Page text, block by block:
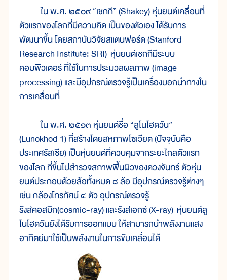
ใน พ.ศ. ๒๕๐๙ “เชกกี” (Shakey) หุ่นยนต์เคลื่อนที่
ตัวแรกของโลกที่มีความคิด เป็นของตัวเอง ได้รับการ
พัฒนาขึ้น โดยสถาบันวิจัยสแตนฟอร์ด (Stanford
Research Institute: SRI) หุ่นยนต์เชกกีมีระบบ
คอมพิวเตอร์ ที่ใช้ในการประมวลผลภาพ (image
processing) และมีอุปกรณ์ตรวจรู้เป็นเครื่องบอกนำทางใน
การเคลื่อนที่
ใน พ.ศ. ๒๕๑๓ หุ่นยนต์ชื่อ “ลูโนโฮดวัน”
(Lunokhod 1) ที่สร้างโดยสหภาพโซเวียต (ปัจจุบันคือ
ประเทศรัสเซีย) เป็นหุ่นยนต์ที่ควบคุมจากระยะไกลตัวแรก
ของโลก ที่ขึ้นไปสำรวจสภาพพื้นผิวของดวงจันทร์ ตัวหุ่น
ยนต์ประกอบด้วยล้อทั้งหมด ๘ ล้อ มีอุปกรณ์ตรวจรู้ต่างๆ
เช่น กล้องโทรทัศน์ ๔ ตัว อุปกรณ์ตรวจรู้
รังสีคอสมิก(cosmic-ray) และรังสีเอกซ์ (X-ray) หุ่นยนต์ลู
โนโฮดวันยังได้รับการออกแบบ ให้สามารถนำพลังงานแสง
อาทิตย์มาใช้เป็นพลังงานในการขับเคลื่อนได้